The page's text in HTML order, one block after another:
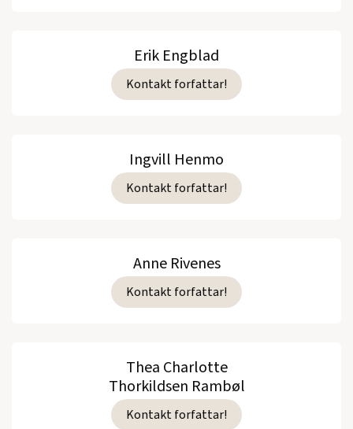
Erik Engblad
Kontakt forfattar!
Ingvill Henmo
Kontakt forfattar!
Anne Rivenes
Kontakt forfattar!
Thea Charlotte
Thorkildsen Rambøl
Kontakt forfattar!